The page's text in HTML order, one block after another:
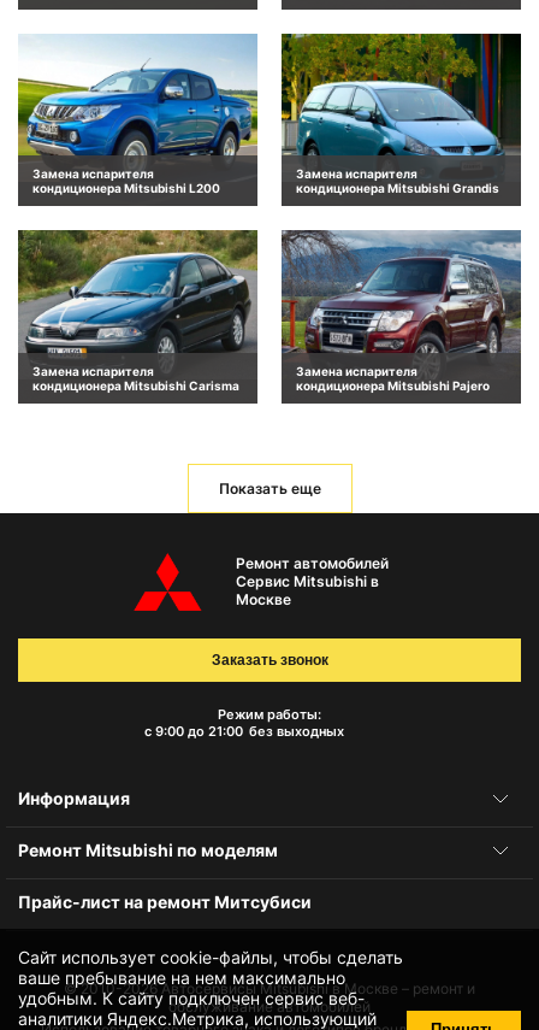
Замена испарителя
кондиционера Mitsubishi L200
Замена испарителя
кондиционера Mitsubishi Grandis
Замена испарителя
кондиционера Mitsubishi Carisma
Замена испарителя
кондиционера Mitsubishi Pajero
Показать еще
Сайт использует cookie-файлы, чтобы сделать
ваше пребывание на нем максимально
удобным. К cайту подключен сервис веб-
аналитики Яндекс.Метрика, использующий
Ремонт автомобилей
Сервис Mitsubishi в
Москве
Режим работы:
с 9:00 до 21:00 без выходных
Заказать звонок
Информация
Ремонт Mitsubishi по моделям
Прайс-лист на ремонт Митсубиси
© 2010-2026Автосервисы Mitsubishi в Москве – ремонт и
обслуживание автомобилей